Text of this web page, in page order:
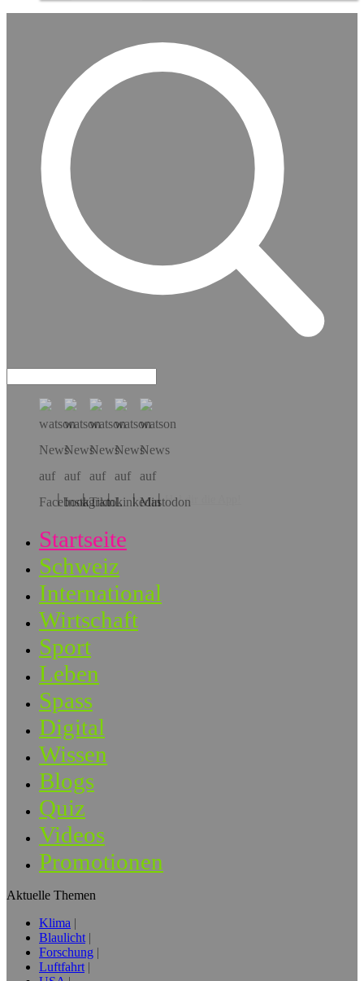
Hol dir die App!
Startseite
Schweiz
International
Wirtschaft
Sport
Leben
Spass
Digital
Wissen
Blogs
Quiz
Videos
Promotionen
Aktuelle Themen
Klima
Blaulicht
Forschung
Luftfahrt